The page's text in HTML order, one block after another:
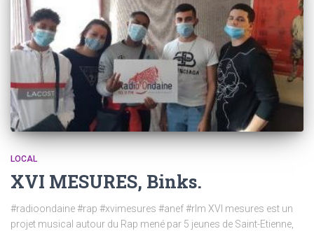
LOCAL
XVI MESURES, Binks.
#radioondaine #rap #xvimesures #anef #rlm XVI mesures est un
projet musical autour du Rap mené par 5 jeunes de Saint-Etienne,